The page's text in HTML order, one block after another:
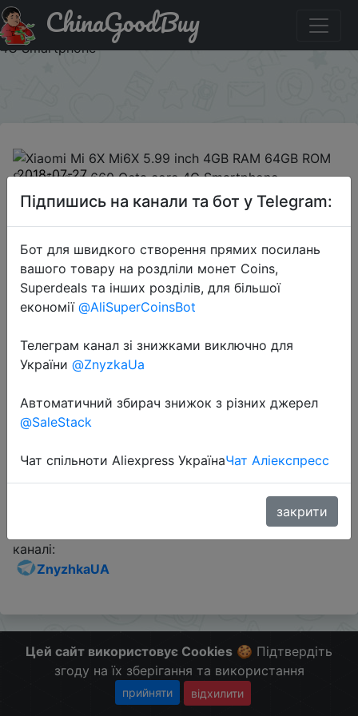
Паридбати з промокодом 7BG6X464 Xiaomi Mi 6X Mi6X
5.99 inch 4GB RAM 64GB ROM Snapdragon 660 Octa core
4G Smartphone
ChinaGoodBuy
2018-07-27
Xiaomi Mi 6X Mi6X 5.99 inch 4GB
RAM 64GB ROM Snapdragon 660
Octa core 4G Smartphone
$229.99
Промокод:
Слідкуйте за знижками на мобільному, в телеграм
каналі:
ZnyzhkaUA
Цей сайт використовує Cookies 🍪 Підтвердіть
згоду на їх зберігання та використання
прийняти відхилити
Підпишись на канали та бот у Telegram:
Бот для швидкого створення прямих посилань
вашого товару на роздліли монет Coins,
Superdeals та інших розділів, для більшої
економії @AliSuperCoinsBot
Телеграм канал зі знижками виключно для
України @ZnyzkaUa
Автоматичний збирач знижок з різних джерел
@SaleStack
Чат спільноти Aliexpress УкраїнаЧат Аліекспресс
закрити